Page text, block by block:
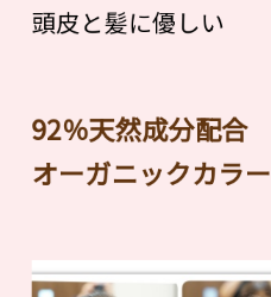
頭皮と髪に優しい
92％天然成分配合
オーガニックカラー